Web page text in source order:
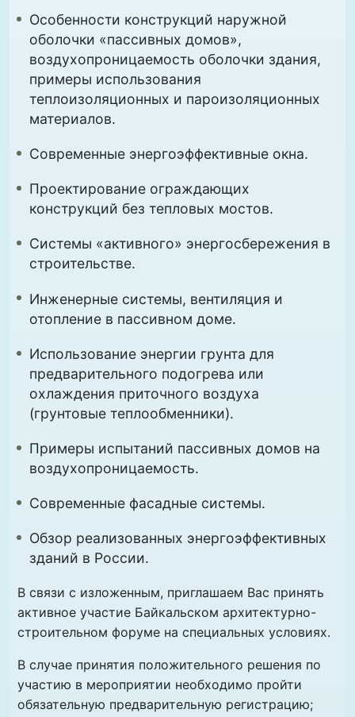
Особенности конструкций наружной
оболочки «пассивных домов»,
воздухопроницаемость оболочки здания,
примеры использования
теплоизоляционных и пароизоляционных
материалов.
Современные энергоэффективные окна.
Проектирование ограждающих
конструкций без тепловых мостов.
Системы «активного» энергосбережения в
строительстве.
Инженерные системы, вентиляция и
отопление в пассивном доме.
Использование энергии грунта для
предварительного подогрева или
охлаждения приточного воздуха
(грунтовые теплообменники).
Примеры испытаний пассивных домов на
воздухопроницаемость.
Современные фасадные системы.
Обзор реализованных энергоэффективных
зданий в России.
В связи с изложенным, приглашаем Вас принять
активное участие Байкальском архитектурно-
строительном форуме на специальных условиях.
В случае принятия положительного решения по
участию в мероприятии необходимо пройти
обязательную предварительную регистрацию;